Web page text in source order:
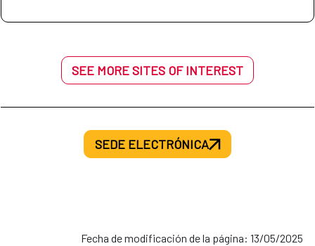
SEE MORE SITES OF INTEREST
SEDE ELECTRÓNICA
Fecha de modificación de la página: 13/05/2025